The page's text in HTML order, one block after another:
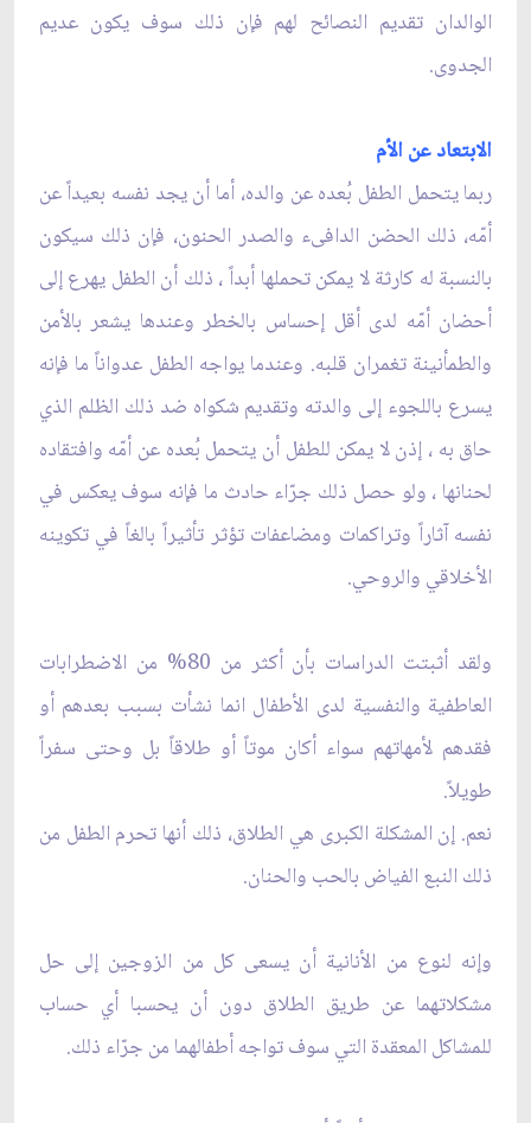
الوالدان تقديم النصائح لهم فإن ذلك سوف يكون عديم
الجدوى.
الابتعاد عن الأم
ربما يتحمل الطفل بُعده عن والده، أما أن يجد نفسه بعيداً عن
أمّه، ذلك الحضن الدافىء والصدر الحنون، فإن ذلك سيكون
بالنسبة له كارثة لا يمكن تحملها أبداً ، ذلك أن الطفل يهرع إلى
أحضان أمّه لدى أقل إحساس بالخطر وعندها يشعر بالأمن
والطمأنينة تغمران قلبه. وعندما يواجه الطفل عدواناً ما فإنه
يسرع باللجوء إلى والدته وتقديم شكواه ضد ذلك الظلم الذي
حاق به ، إذن لا يمكن للطفل أن يتحمل بُعده عن أمّه وافتقاده
لحنانها ، ولو حصل ذلك جرّاء حادث ما فإنه سوف يعكس في
نفسه آثاراً وتراكمات ومضاعفات تؤثر تأثيراً بالغاً في تكوينه
الأخلاقي والروحي.
ولقد أثبتت الدراسات بأن أكثر من 80% من الاضطرابات
العاطفية والنفسية لدى الأطفال انما نشأت بسبب بعدهم أو
فقدهم لأمهاتهم سواء أكان موتاً أو طلاقاً بل وحتى سفراً
طويلاً.
نعم. إن المشكلة الكبرى هي الطلاق، ذلك أنها تحرم الطفل من
ذلك النبع الفياض بالحب والحنان.
وإنه لنوع من الأنانية أن يسعى كل من الزوجين إلى حل
مشكلاتهما عن طريق الطلاق دون أن يحسبا أي حساب
للمشاكل المعقدة التي سوف تواجه أطفالهما من جرّاء ذلك.